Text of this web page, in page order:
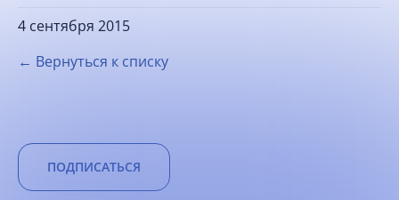
4 сентября 2015
← Вернуться к списку
ПОДПИСАТЬСЯ